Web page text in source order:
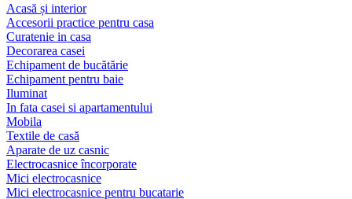
Acasă și interior
Accesorii practice pentru casa
Curatenie in casa
Decorarea casei
Echipament de bucătărie
Echipament pentru baie
Iluminat
In fata casei si apartamentului
Mobila
Textile de casă
Aparate de uz casnic
Electrocasnice încorporate
Mici electrocasnice
Mici electrocasnice pentru bucatarie